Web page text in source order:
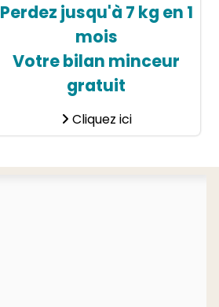
Perdez jusqu'à 7 kg en 1
mois
Votre bilan minceur
gratuit
Cliquez ici